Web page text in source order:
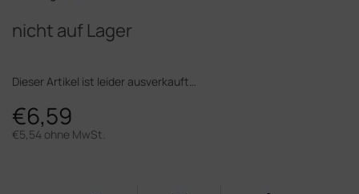
€6,59
€5,54 ohne MwSt.
nicht auf Lager
Dieser Artikel ist leider ausverkauft…